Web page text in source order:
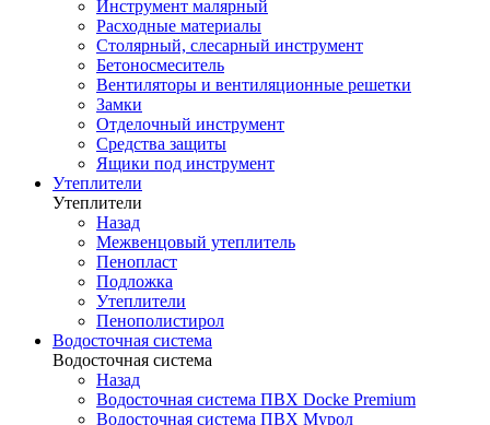
Инструмент малярный
Расходные материалы
Столярный, слесарный инструмент
Бетоносмеситель
Вентиляторы и вентиляционные решетки
Замки
Отделочный инструмент
Средства защиты
Ящики под инструмент
Утеплители
Утеплители
Назад
Межвенцовый утеплитель
Пенопласт
Подложка
Утеплители
Пенополистирол
Водосточная система
Водосточная система
Назад
Водосточная система ПВХ Docke Premium
Водосточная система ПВХ Мурол